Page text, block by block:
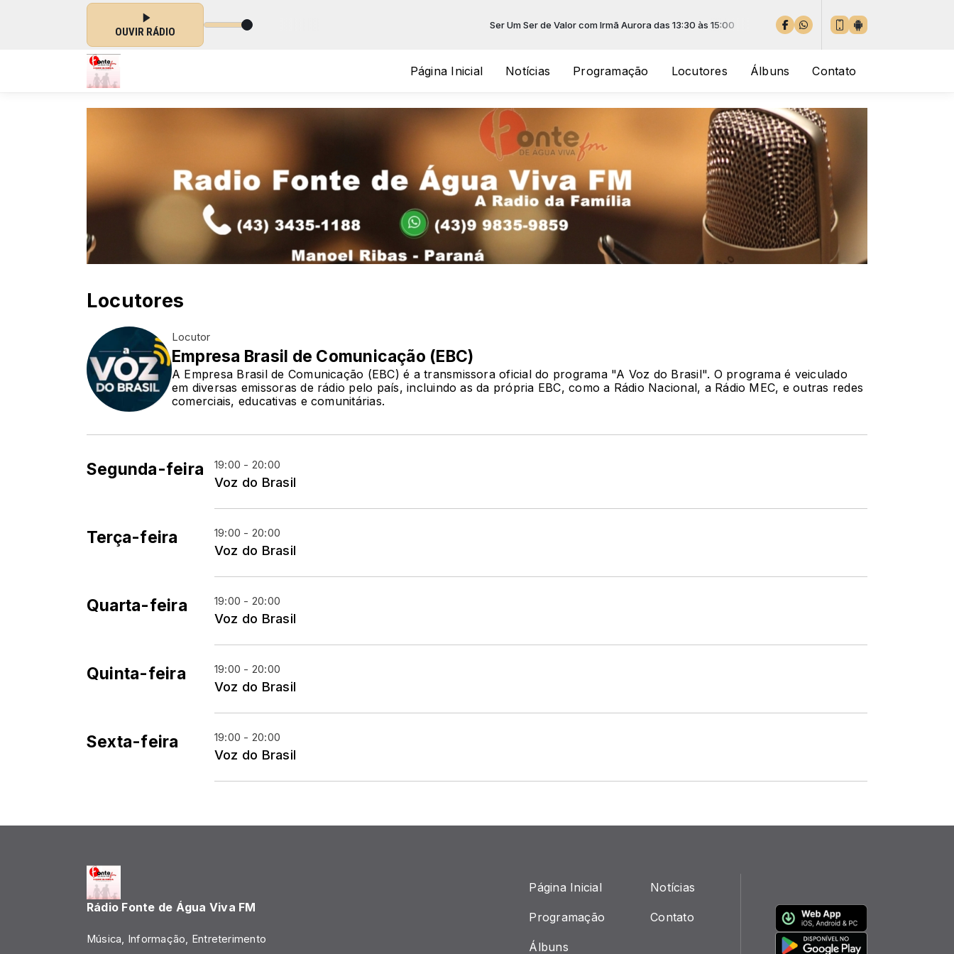
OUVIR RÁDIO
Ser de Valor com Irmã Aurora das 13:30 às 15:00 Ser Um Ser de Valor com Irmã Aurora das 13:30 às 15:00
Página Inicial Notícias Programação Locutores Álbuns Contato
Locutores
Locutor
Empresa Brasil de Comunicação (EBC)
A Empresa Brasil de Comunicação (EBC) é a transmissora oficial do programa "A Voz do Brasil". O programa é veiculado
em diversas emissoras de rádio pelo país, incluindo as da própria EBC, como a Rádio Nacional, a Rádio MEC, e outras redes
comerciais, educativas e comunitárias.
Segunda-feira 19:00 - 20:00
Voz do Brasil
Terça-feira 19:00 - 20:00
Voz do Brasil
Quarta-feira 19:00 - 20:00
Voz do Brasil
Quinta-feira 19:00 - 20:00
Voz do Brasil
Sexta-feira 19:00 - 20:00
Voz do Brasil
Rádio Fonte de Água Viva FM
Música, Informação, Entreterimento
Página Inicial
Programação
Álbuns
Notícias
Contato